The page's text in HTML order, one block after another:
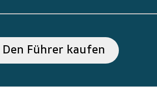
Den Führer kaufen